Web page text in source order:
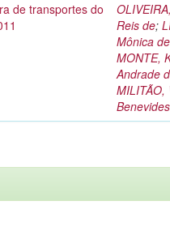
de transportes do
Reis de;
Mônica
MONTE,
Andrade
MILITÃO,
Benevides